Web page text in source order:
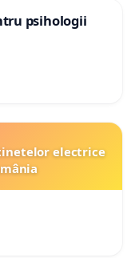
psihologii
electrice